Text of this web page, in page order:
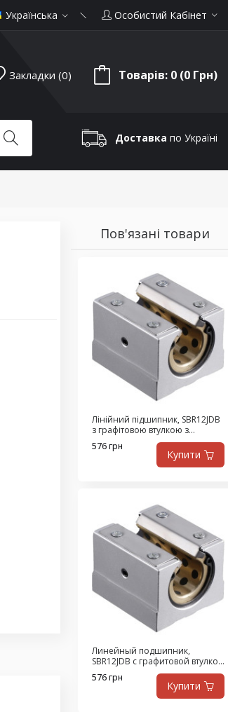
Українська Особистий Кабінет
Закладки (0) Товарів: 0 (0 Грн)
Доставка по Україні
Пов'язані товари
Лінійний підшипник, SBR12JDB
з графітовою втулкою з
високоміцної латуні,
самозмащувальний
576 грн
Купити
Линейный подшипник,
SBR12JDB с графитовой втулкой
из высокопрочной латуни,
самосмазывающийся
576 грн
Купити